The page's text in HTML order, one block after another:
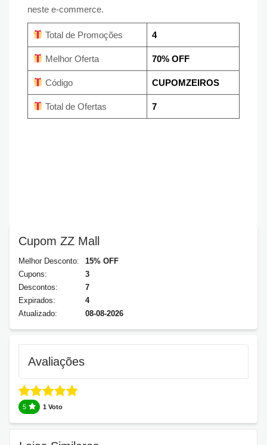
neste e-commerce.
Total de Promoções 4
Melhor Oferta 70% OFF
Código CUPOMZEIROS
Total de Ofertas 7
Cupom ZZ Mall
Melhor Desconto:
15% OFF
Cupons:
3
Descontos:
7
Expirados:
4
Atualizado:
08-08-2026
Avaliações
5 1 Voto